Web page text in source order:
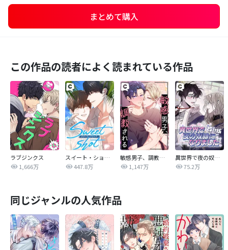
まとめて購入
この作品の読者によく読まれている作品
ラブジンクス
1,666万
スイート・ショット
447.8万
敏感男子、調教される
1,147万
異世界で夜の奴隷になりました【改訂版】
75.2万
同じジャンルの人気作品